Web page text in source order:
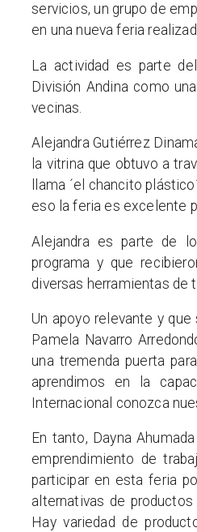
servicios, un grupo de
en una nueva feria
La actividad es parte
División Andina como
vecinas.
Alejandra Gutiérrez
la vitrina que obtuvo a
llama ´el chancito
eso la feria es excelente
Alejandra es parte de
programa y que
diversas herramientas de
Un apoyo relevante y
Pamela Navarro
una tremenda puerta
aprendimos en la
Internacional conozca
En tanto, Dayna
emprendimiento de
participar en esta feria
alternativas de
Hay variedad de